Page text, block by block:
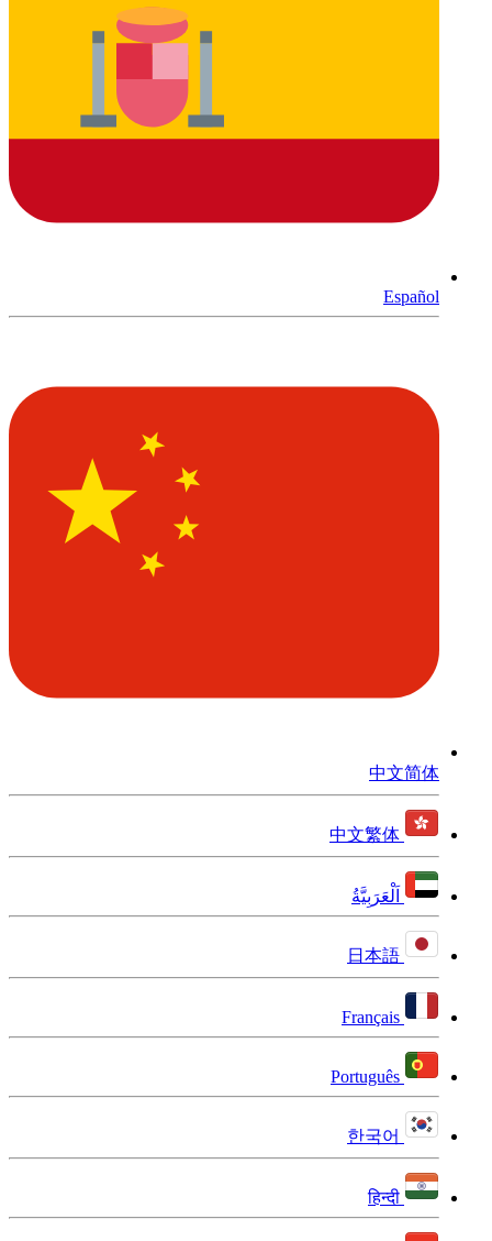
Español
中文简体
中文繁体
اَلْعَرَبِيَّةُ
日本語
Français
Português
한국어
हिन्दी